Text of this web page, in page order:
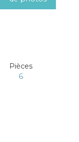
Pièces
6